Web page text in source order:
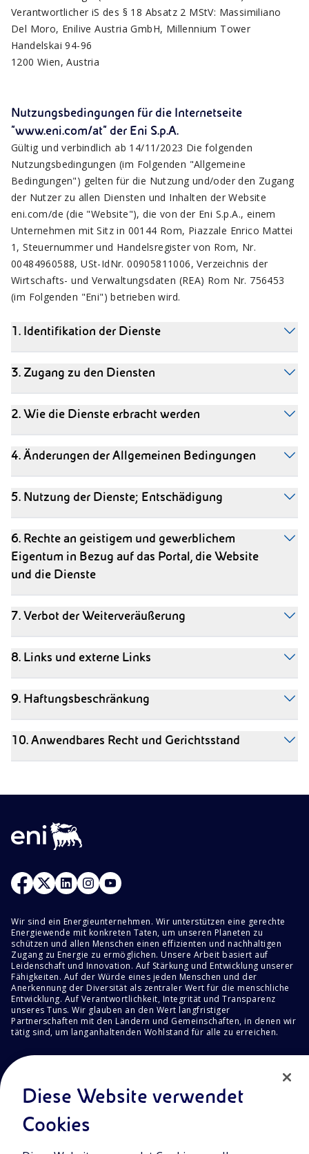
Verantwortlicher iS des § 18 Absatz 2 MStV: Massimiliano
Del Moro, Enilive Austria GmbH, Millennium Tower
Handelskai 94-96
1200 Wien, Austria
Nutzungsbedingungen für die Internetseite
"www.eni.com/at" der Eni S.p.A.
Gültig und verbindlich ab 14/11/2023 Die folgenden
Nutzungsbedingungen (im Folgenden "Allgemeine
Bedingungen") gelten für die Nutzung und/oder den Zugang
der Nutzer zu allen Diensten und Inhalten der Website
eni.com/de (die "Website"), die von der Eni S.p.A., einem
Unternehmen mit Sitz in 00144 Rom, Piazzale Enrico Mattei
1, Steuernummer und Handelsregister von Rom, Nr.
00484960588, USt-IdNr. 00905811006, Verzeichnis der
Wirtschafts- und Verwaltungsdaten (REA) Rom Nr. 756453
(im Folgenden "Eni") betrieben wird.
1. Identifikation der Dienste
3. Zugang zu den Diensten
2. Wie die Dienste erbracht werden
4. Änderungen der Allgemeinen Bedingungen
5. Nutzung der Dienste; Entschädigung
6. Rechte an geistigem und gewerblichem
Eigentum in Bezug auf das Portal, die Website
und die Dienste
7. Verbot der Weiterveräußerung
8. Links und externe Links
9. Haftungsbeschränkung
10. Anwendbares Recht und Gerichtsstand
Wir sind ein Energieunternehmen. Wir unterstützen eine gerechte
Energiewende mit konkreten Taten, um unseren Planeten zu
schützen und allen Menschen einen effizienten und nachhaltigen
Zugang zu Energie zu ermöglichen. Unsere Arbeit basiert auf
Leidenschaft und Innovation. Auf Stärkung und Entwicklung unserer
Fähigkeiten. Auf der Würde eines jeden Menschen und der
Anerkennung der Diversität als zentraler Wert für die menschliche
Entwicklung. Auf Verantwortlichkeit, Integrität und Transparenz
unseres Tuns. Wir glauben an den Wert langfristiger
Partnerschaften mit den Ländern und Gemeinschaften, in denen wir
tätig sind, um langanhaltenden Wohlstand für alle zu erreichen.
Cookie Richtlinie
Diese Website verwendet
Cookies